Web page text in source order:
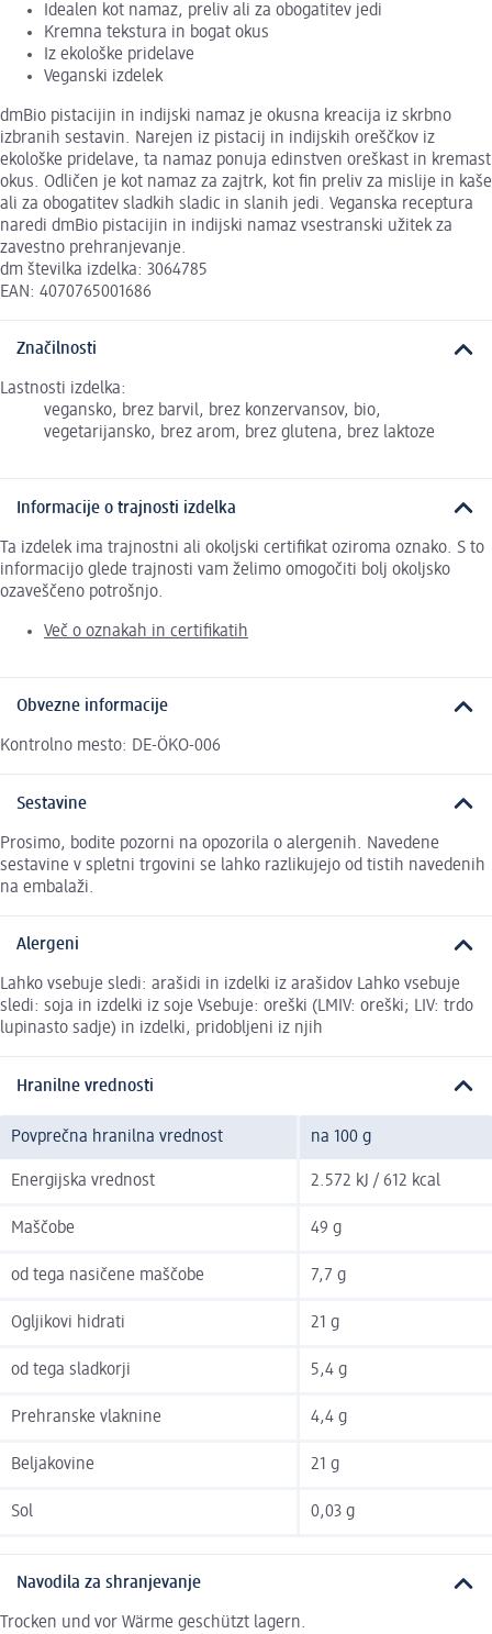
Idealen kot namaz, preliv ali za obogatitev jedi
Kremna tekstura in bogat okus
Iz ekološke pridelave
Veganski izdelek
dmBio pistacijin in indijski namaz je okusna kreacija iz skrbno
izbranih sestavin. Narejen iz pistacij in indijskih oreščkov iz
ekološke pridelave, ta namaz ponuja edinstven oreškast in kremast
okus. Odličen je kot namaz za zajtrk, kot fin preliv za mislije in kaše
ali za obogatitev sladkih sladic in slanih jedi. Veganska receptura
naredi dmBio pistacijin in indijski namaz vsestranski užitek za
zavestno prehranjevanje.
dm številka izdelka: 3064785
EAN: 4070765001686
Značilnosti
Lastnosti izdelka:
vegansko, brez barvil, brez konzervansov, bio,
vegetarijansko, brez arom, brez glutena, brez laktoze
Informacije o trajnosti izdelka
Ta izdelek ima trajnostni ali okoljski certifikat oziroma oznako. S to
informacijo glede trajnosti vam želimo omogočiti bolj okoljsko
ozaveščeno potrošnjo.
Več o oznakah in certifikatih
Obvezne informacije
Kontrolno mesto: DE-ÖKO-006
Sestavine
Prosimo, bodite pozorni na opozorila o alergenih. Navedene
sestavine v spletni trgovini se lahko razlikujejo od tistih navedenih
na embalaži.
Alergeni
Lahko vsebuje sledi: arašidi in izdelki iz arašidov Lahko vsebuje
sledi: soja in izdelki iz soje Vsebuje: oreški (LMIV: oreški; LIV: trdo
lupinasto sadje) in izdelki, pridobljeni iz njih
Hranilne vrednosti
Povprečna hranilna vrednost na 100 g
Energijska vrednost 2.572 kJ / 612 kcal
Maščobe 49 g
od tega nasičene maščobe 7,7 g
Ogljikovi hidrati 21 g
od tega sladkorji 5,4 g
Prehranske vlaknine 4,4 g
Beljakovine 21 g
Sol 0,03 g
Navodila za shranjevanje
Trocken und vor Wärme geschützt lagern.